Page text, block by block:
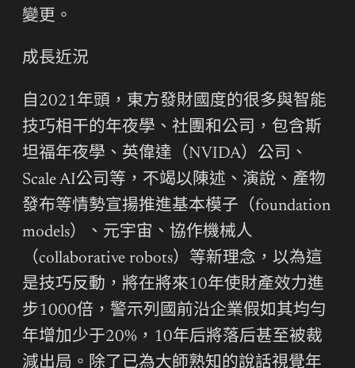
變更。
成長近況
自2021年頭，東方發財國度的很多與智能
技巧相干的年夜學、社團和公司，包含斯
坦福年夜學、英偉達（NVIDA）公司、
Scale AI公司等，不竭以陳述、演說、產物
發布等情勢宣揚推進基本模子（foundation
models）、元宇宙、協作機械人
（collaborative robots）等新理念，以為這
是技巧反動，將在將來10年使財產效力進
步1000倍，警示列國前沿企業假如其均勻
年增加少于20%，10年后將落后甚至被裁
減出局。除了已為大師熟知的說話視覺年